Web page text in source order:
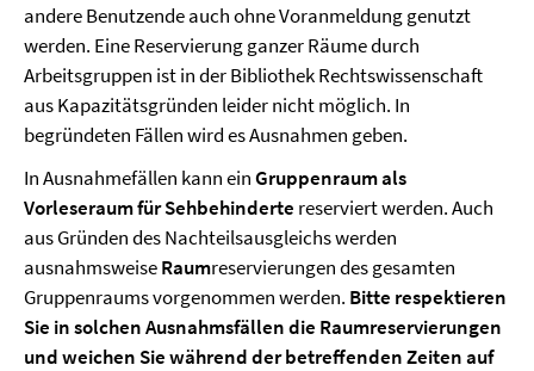
andere Benutzende auch ohne Voranmeldung genutzt
werden. Eine Reservierung ganzer Räume durch
Arbeitsgruppen ist in der Bibliothek Rechtswissenschaft
aus Kapazitätsgründen leider nicht möglich. In
begründeten Fällen wird es Ausnahmen geben.
In Ausnahmefällen kann einGruppenraum als
Vorleseraum für Sehbehinderte reserviert werden. Auch
aus Gründen des Nachteilsausgleichs werden
ausnahmsweiseRaumreservierungen des gesamten
Gruppenraums vorgenommen werden. Bitte respektieren
Sie in solchen Ausnahmsfällen die Raumreservierungen
und weichen Sie während der betreffenden Zeiten auf